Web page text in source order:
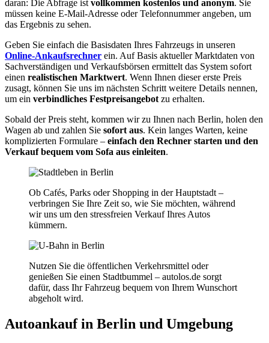
daran: Die Abfrage ist vollkommen kostenlos und anonym. Sie
müssen keine E-Mail-Adresse oder Telefonnummer angeben, um
das Ergebnis zu sehen.
Geben Sie einfach die Basisdaten Ihres Fahrzeugs in unseren
Online-Ankaufsrechner ein. Auf Basis aktueller Marktdaten von
Sachverständigen und Verkaufsbörsen ermittelt das System sofort
einen realistischen Marktwert. Wenn Ihnen dieser erste Preis
zusagt, können Sie uns im nächsten Schritt weitere Details nennen,
um ein verbindliches Festpreisangebot zu erhalten.
Sobald der Preis steht, kommen wir zu Ihnen nach Berlin, holen den
Wagen ab und zahlen Sie sofort aus. Kein langes Warten, keine
komplizierten Formulare – einfach den Rechner starten und den
Verkauf bequem vom Sofa aus einleiten.
Ob Cafés, Parks oder Shopping in der Hauptstadt –
verbringen Sie Ihre Zeit so, wie Sie möchten, während
wir uns um den stressfreien Verkauf Ihres Autos
kümmern.
Nutzen Sie die öffentlichen Verkehrsmittel oder
genießen Sie einen Stadtbummel – autolos.de sorgt
dafür, dass Ihr Fahrzeug bequem von Ihrem Wunschort
abgeholt wird.
Autoankauf in Berlin und Umgebung